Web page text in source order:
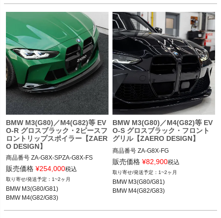
BMW M3(G80)／M4(G82)等 EV
O-R グロスブラック・2ピースフ
ロントリップスポイラー【ZAER
O DESIGN】
商品番号 ZA-G8X-SPZA-G8X-FS
発注時は"ZA-G8X-SP"と"ZA-G8X-F
S"を同時に発注してください。
BMW M3(G80/G81) 21-
BMW M4(G82/G83) 21-
販売価格 ¥254,000税込
1~2ヶ月
BMW M3(G80/G81)
BMW M4(G82/G83)
BMW M3(G80)／M4(G82)等 EV
O-S グロスブラック・フロント
グリル【ZAERO DESIGN】
商品番号 ZA-G8X-FG
12ZER：ZA-G8X-FG
BMW M3(G80/G81) 21-
BMW M4(G82/G83) 21-
販売価格 ¥82,900税込
1~2ヶ月
BMW M3(G80/G81)
BMW M4(G82/G83)